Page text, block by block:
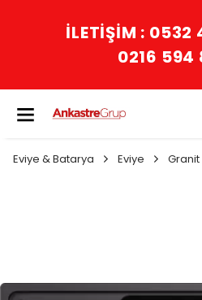
İLETİŞİM :
0216 594
Eviye & Batarya Eviye Granit